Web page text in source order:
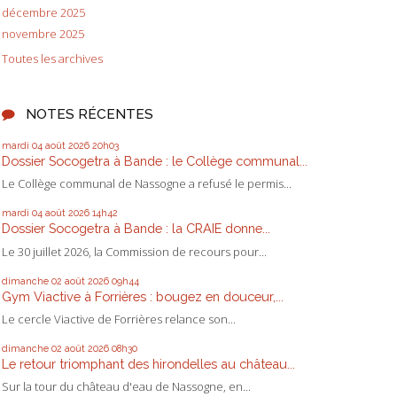
décembre 2025
novembre 2025
Toutes les archives
NOTES RÉCENTES
mardi 04 août 2026 20h03
Dossier Socogetra à Bande : le Collège communal...
Le Collège communal de Nassogne a refusé le permis...
mardi 04 août 2026 14h42
Dossier Socogetra à Bande : la CRAIE donne...
Le 30 juillet 2026, la Commission de recours pour...
dimanche 02 août 2026 09h44
Gym Viactive à Forrières : bougez en douceur,...
Le cercle Viactive de Forrières relance son...
dimanche 02 août 2026 08h30
Le retour triomphant des hirondelles au château...
Sur la tour du château d'eau de Nassogne, en...